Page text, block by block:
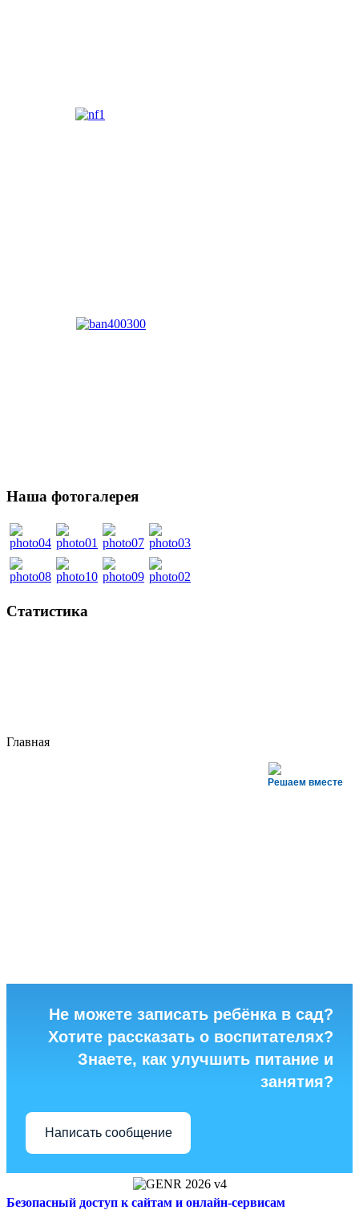
Наша фотогалерея
Статистика
Главная
Решаем вместе
Не можете записать ребёнка в сад?
Хотите рассказать о воспитателях?
Знаете, как улучшить питание и
занятия?
Написать сообщение
Безопасный доступ к сайтам и онлайн-сервисам